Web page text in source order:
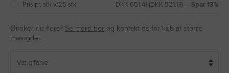
Pris pr. stk v/25 stk DKK 651,41 (DKK 521,13) → Spar 13%
Ønsker du flere? Se mere her og kontakt os for køb af større
mængder.